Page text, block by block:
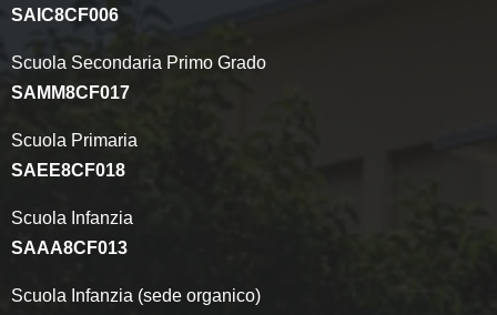
SAIC8CF006
Scuola Secondaria Primo Grado
SAMM8CF017
Scuola Primaria
SAEE8CF018
Scuola Infanzia
SAAA8CF013
Scuola Infanzia (sede organico)